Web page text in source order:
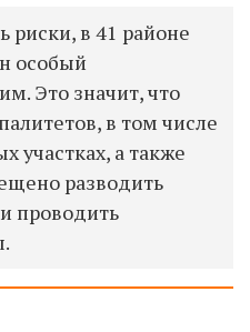
в 41 районе
особый
Это значит, что
в том числе
участках, а также
разводить
проводить